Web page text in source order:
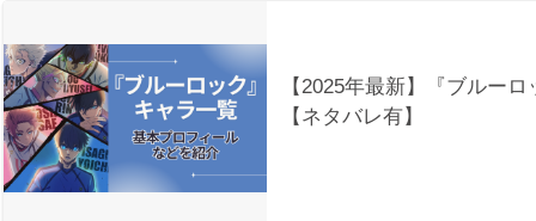
【2025年最新】『ブルー
【ネタバレ有】